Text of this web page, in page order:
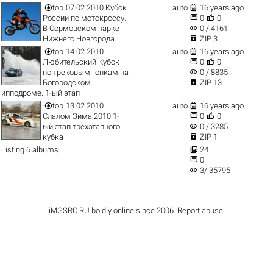
top 07.02.2010 Кубок
России по мотокроссу.
В Сормовском парке
Нижнего Новгорода.
auto  16 years ago
 0  0
visibility 0 / 4161
 ZIP 3
top 14.02.2010
Любительский Кубок
по трековым гонкам на
Богородском
ипподроме. 1-ый этап
auto  16 years ago
 0  0
visibility 0 / 8835
 ZIP 13
top 13.02.2010
Слалом Зима 2010 1-
ый этап трёхэтапного
кубка
auto  16 years ago
 0  0
visibility 0 / 3285
 ZIP 1
Listing 6 albums
 24
 0
visibility 3/ 35795
iMGSRC.RU boldly online since 2006. Report abuse.